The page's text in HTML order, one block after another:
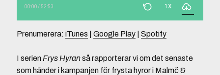
00:00/52:53 1X
Prenumerera: iTunes Google Play| Spotify
I serien Frys Hyranså rapporterar vi om det senaste
som händer i kampanjen för frysta hyror i Malmö &